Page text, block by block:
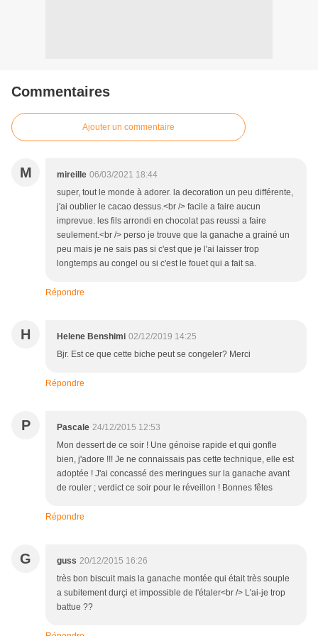
Commentaires
Ajouter un commentaire
M mireille 06/03/2021 18:44
super, tout le monde à adorer. la decoration un peu différente,
j'ai oublier le cacao dessus.<br /> facile a faire aucun
imprevue. les fils arrondi en chocolat pas reussi a faire
seulement.<br /> perso je trouve que la ganache a grainé un
peu mais je ne sais pas si c'est que je l'ai laisser trop
longtemps au congel ou si c'est le fouet qui a fait sa.
Répondre
H Helene Benshimi 02/12/2019 14:25
Bjr. Est ce que cette biche peut se congeler? Merci
Répondre
P Pascale 24/12/2015 12:53
Mon dessert de ce soir ! Une génoise rapide et qui gonfle
bien, j'adore !!! Je ne connaissais pas cette technique, elle est
adoptée ! J'ai concassé des meringues sur la ganache avant
de rouler ; verdict ce soir pour le réveillon ! Bonnes fêtes
Répondre
G guss 20/12/2015 16:26
très bon biscuit mais la ganache montée qui était très souple
a subitement durçi et impossible de l'étaler<br /> L'ai-je trop
battue ??